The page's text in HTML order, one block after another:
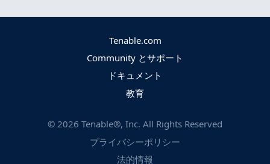
Tenable.com
Community とサポート
ドキュメント
教育
© 2026 Tenable®, Inc. All Rights Reserved
プライバシーポリシー
法的情報